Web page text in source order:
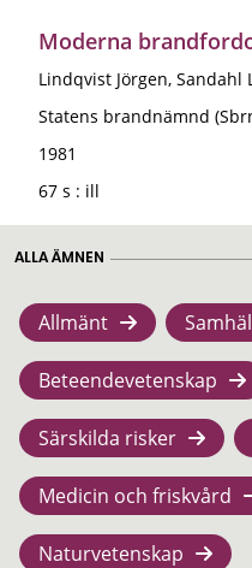
Moderna
Lindqvist Jörgen,
Statens brandnämnd
1981
67 s : ill
ALLA ÄMNEN
Allmänt
Beteendevetenskap
Särskilda risker
Medicin och friskvård
Naturvetenskap